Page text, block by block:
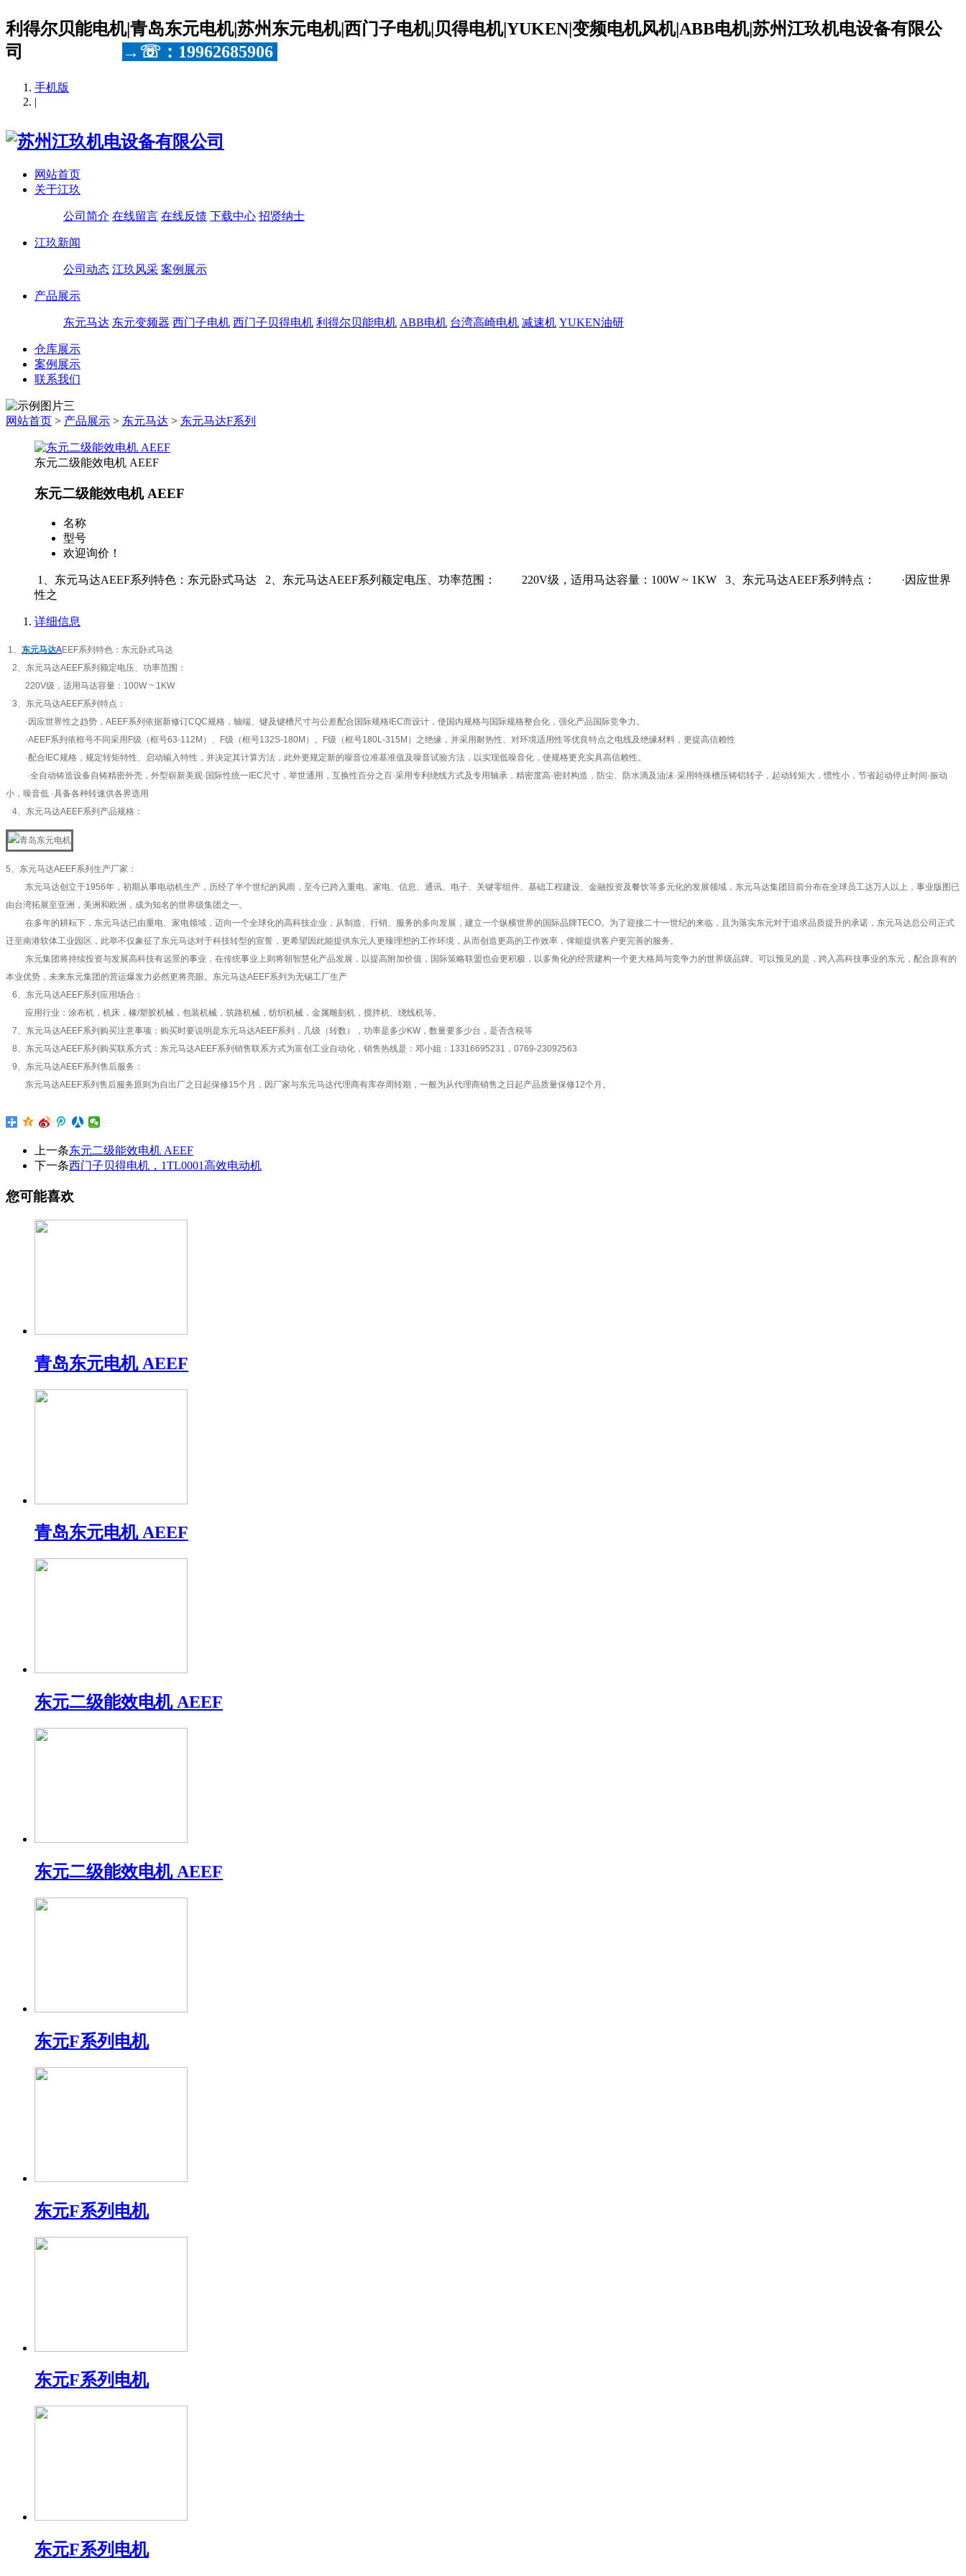
利得尔贝能电机|青岛东元电机|苏州东元电机|西门子电机|贝得电机|YUKEN|变频电机风机|ABB电机|苏州江玖机电设备有限公
司
→ ☏：19962685906
手机版
|
网站首页
关于江玖
公司简介 在线留言 在线反馈 下载中心 招贤纳士
江玖新闻
公司动态 江玖风采 案例展示
产品展示
东元马达 东元变频器 西门子电机 西门子贝得电机 利得尔贝能电机 ABB电机 台湾高崎电机 减速机 YUKEN油研
仓库展示
案例展示
联系我们
网站首页 > 产品展示 > 东元马达 > 东元马达F系列
东元二级能效电机 AEEF
东元二级能效电机 AEEF
名称
型号
欢迎询价！
1、东元马达AEEF系列特色：东元卧式马达 2、东元马达AEEF系列额定电压、功率范围： 220V级，适用马达容量：100W ~ 1KW 3、东元马达AEEF系列特点： ·因应世界
性之
详细信息
1、 东元马达AEEF系列特色：东元卧式马达
2、东元马达AEEF系列额定电压、功率范围：
220V级，适用马达容量：100W ~ 1KW
3、东元马达AEEF系列特点：
·因应世界性之趋势，AEEF系列依据新修订CQC规格，轴端、键及键槽尺寸与公差配合国际规格IEC而设计，使国内规格与国际规格整合化，强化产品国际竞争力。
·AEEF系列依框号不同采用F级（框号63-112M）、F级（框号132S-180M）。F级（框号180L-315M）之绝缘，并采用耐热性、对环境适用性等优良特点之电线及绝缘材料，更提高信赖性
·配合IEC规格，规定转矩特性、启动输入特性，并决定其计算方法，此外更规定新的噪音位准基准值及噪音试验方法，以实现低噪音化，使规格更充实具高信赖性。
·全自动铸造设备自铸精密外壳，外型崭新美观·国际性统一IEC尺寸，举世通用，互换性百分之百·采用专利绕线方式及专用轴承，精密度高·密封构造，防尘、防水滴及油沫·采用特殊槽压铸铝转子，起动转矩大，惯性小，节省起动停止时间·振动
小，噪音低 ·具备各种转速供各界选用
4、东元马达AEEF系列产品规格：
5、东元马达AEEF系列生产厂家：
东元马达创立于1956年，初期从事电动机生产，历经了半个世纪的风雨，至今已跨入重电、家电、信息、通讯、电子、关键零组件、基础工程建设、金融投资及餐饮等多元化的发展领域，东元马达集团目前分布在全球员工达万人以上，事业版图已
由台湾拓展至亚洲，美洲和欧洲，成为知名的世界级集团之一。
在多年的耕耘下，东元马达已由重电、家电领域，迈向一个全球化的高科技企业，从制造、行销、服务的多向发展，建立一个纵横世界的国际品牌TECO。为了迎接二十一世纪的来临，且为落实东元对于追求品质提升的承诺，东元马达总公司正式
迁至南港软体工业园区，此举不仅象征了东元马达对于科技转型的宣誓，更希望因此能提供东元人更臻理想的工作环境，从而创造更高的工作效率，俾能提供客户更完善的服务。
东元集团将持续投资与发展高科技有远景的事业，在传统事业上则将朝智慧化产品发展，以提高附加价值，国际策略联盟也会更积极，以多角化的经营建构一个更大格局与竞争力的世界级品牌。可以预见的是，跨入高科技事业的东元，配合原有的
本业优势，未来东元集团的营运爆发力必然更将亮眼。东元马达AEEF系列为无锡工厂生产
6、东元马达AEEF系列应用场合：
应用行业：涂布机，机床，橡/塑胶机械，包装机械，筑路机械，纺织机械，金属雕刻机，搅拌机、绕线机等。
7、东元马达AEEF系列购买注意事项：购买时要说明是东元马达AEEF系列，几级（转数），功率是多少KW，数量要多少台，是否含税等
8、东元马达AEEF系列购买联系方式：东元马达AEEF系列销售联系方式为富创工业自动化，销售热线是：邓小姐：13316695231，0769-23092563
9、东元马达AEEF系列售后服务：
东元马达AEEF系列售后服务原则为自出厂之日起保修15个月，因厂家与东元马达代理商有库存周转期，一般为从代理商销售之日起产品质量保修12个月。
上一条东元二级能效电机 AEEF
下一条西门子贝得电机，1TL0001高效电动机
您可能喜欢
青岛东元电机 AEEF
青岛东元电机 AEEF
东元二级能效电机 AEEF
东元二级能效电机 AEEF
东元F系列电机
东元F系列电机
东元F系列电机
东元F系列电机